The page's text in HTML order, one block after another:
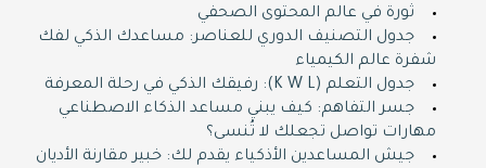
ثورة في عالم المحتوى الصحفي
جدول التصنيف الدوري للعناصر: مساعدك الذكي لفك
شفرة عالم الكيمياء
جدول التعلم (K W L): رفيقك الذكي في رحلة المعرفة
جسر التفاهم: كيف يبني مساعد الذكاء الاصطناعي
مهارات تواصل تجعلك لا تُنسى؟
جيش المساعدين الأذكياء يقدم لك: خبير مقارنة الأديان